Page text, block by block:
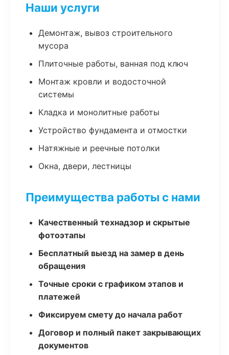
Наши услуги
Демонтаж, вывоз строительного
мусора
Плиточные работы, ванная под ключ
Монтаж кровли и водосточной
системы
Кладка и монолитные работы
Устройство фундамента и отмостки
Натяжные и реечные потолки
Окна, двери, лестницы
Преимущества работы с нами
Качественный технадзор и скрытые
фотоэтапы
Бесплатный выезд на замер в день
обращения
Точные сроки с графиком этапов и
платежей
Фиксируем смету до начала работ
Договор и полный пакет закрывающих
документов